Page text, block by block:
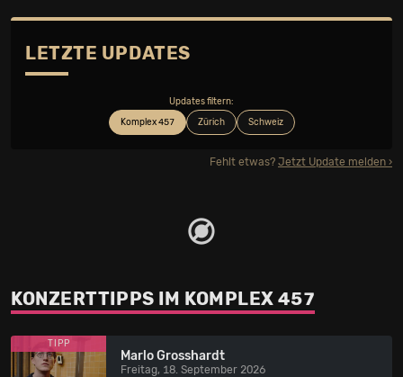
LETZTE UPDATES
Updates filtern:
Komplex 457
Zürich Schweiz
Fehlt etwas? Jetzt Update melden
KONZERTTIPPS IM KOMPLEX 457
TIPP
Marlo Grosshardt
Freitag, 18. September 2026